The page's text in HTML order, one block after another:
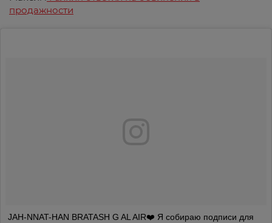
продажности
JAH-NNAT-HAN BRATASH G AL AIR❤️ Я собираю подписи для